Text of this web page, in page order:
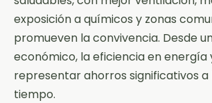
exposición a químicos y zonas
promueven la convivencia. Desde
económico, la eficiencia en energía
representar ahorros significativos a
tiempo.